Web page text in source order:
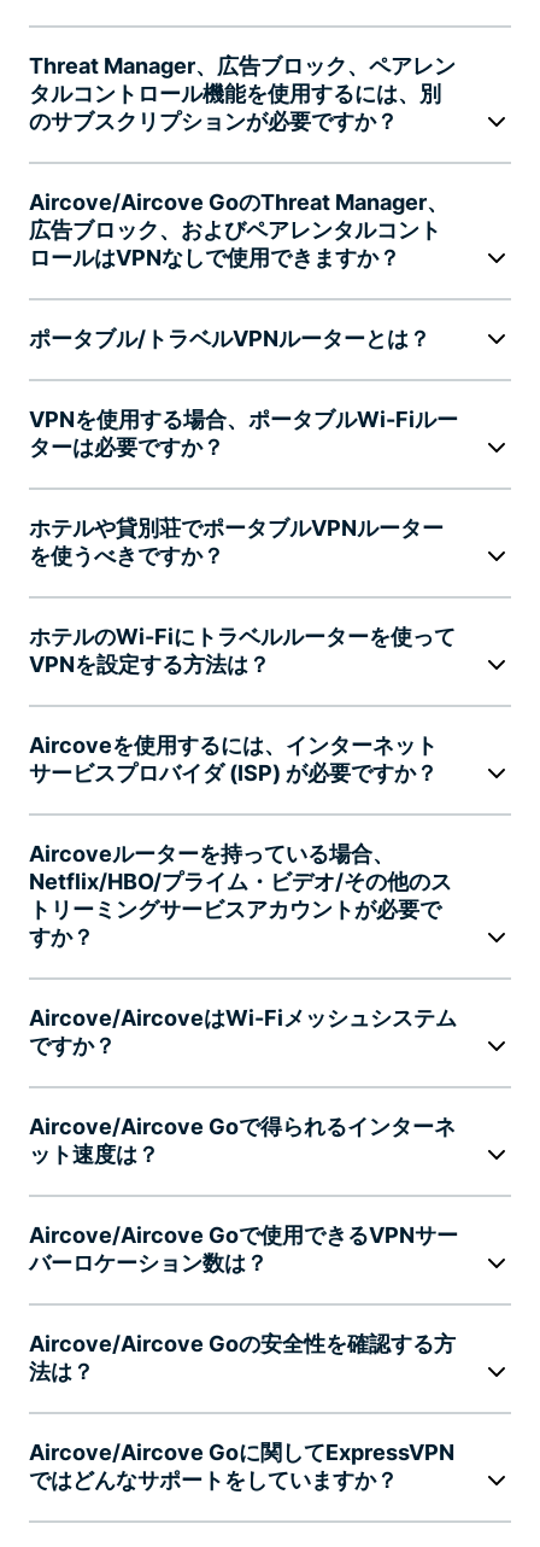
Threat Manager、広告ブロック、ペアレン
タルコントロール機能を使用するには、別
のサブスクリプションが必要ですか？
Aircove/Aircove GoのThreat Manager、
広告ブロック、およびペアレンタルコント
ロールはVPNなしで使用できますか？
ポータブル/トラベルVPNルーターとは？
VPNを使用する場合、ポータブルWi-Fiルー
ターは必要ですか？
ホテルや貸別荘でポータブルVPNルーター
を使うべきですか？
ホテルのWi-Fiにトラベルルーターを使って
VPNを設定する方法は？
Aircoveを使用するには、インターネット
サービスプロバイダ (ISP) が必要ですか？
Aircoveルーターを持っている場合、
Netflix/HBO/プライム・ビデオ/その他のス
トリーミングサービスアカウントが必要で
すか？
Aircove/AircoveはWi-Fiメッシュシステム
ですか？
Aircove/Aircove Goで得られるインターネ
ット速度は？
Aircove/Aircove Goで使用できるVPNサー
バーロケーション数は？
Aircove/Aircove Goの安全性を確認する方
法は？
Aircove/Aircove Goに関してExpressVPN
ではどんなサポートをしていますか？